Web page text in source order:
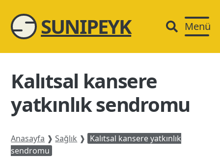
SUNIPEYK Menü
Kalıtsal kansere
yatkınlık sendromu
Anasayfa ❱ Sağlık ❱ Kalıtsal kansere yatkınlık
sendromu